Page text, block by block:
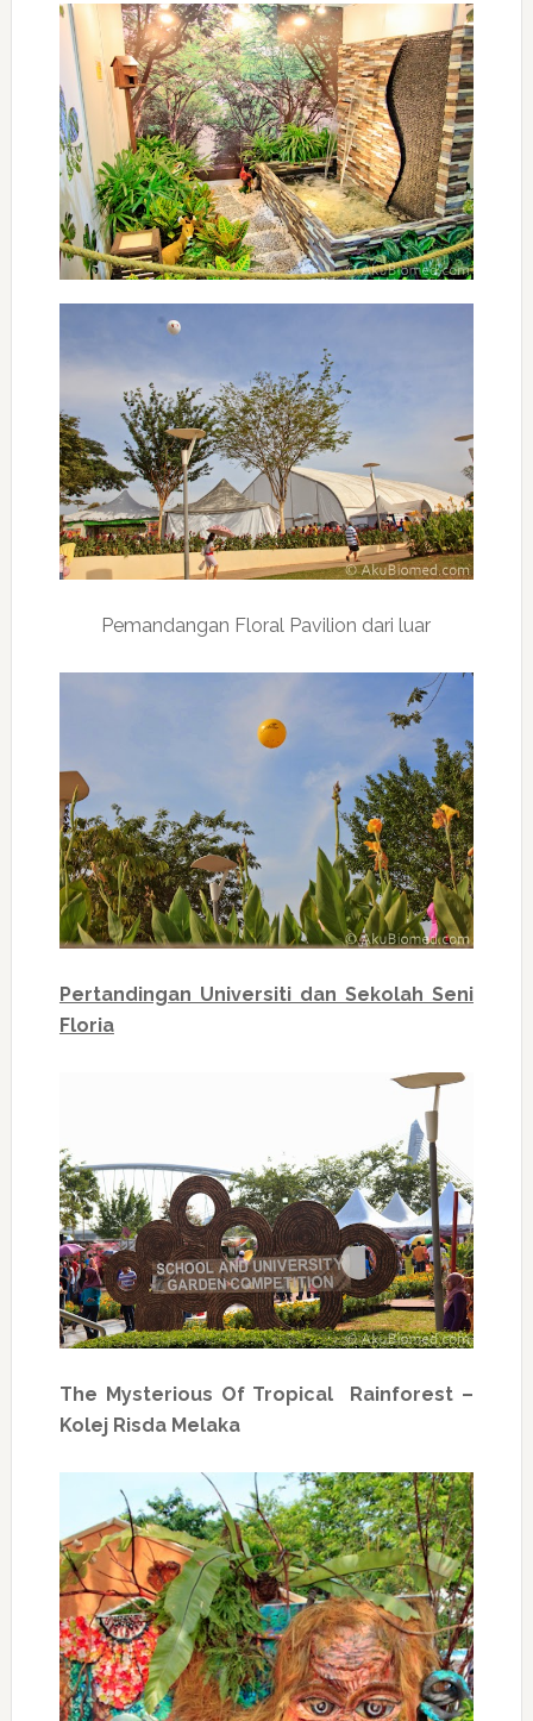
Pemandangan Floral Pavilion dari luar
Pertandingan Universiti dan Sekolah Seni
Floria
The Mysterious Of Tropical Rainforest –
Kolej Risda Melaka